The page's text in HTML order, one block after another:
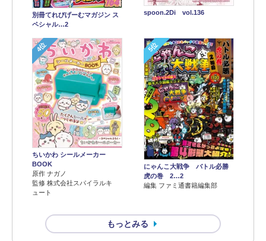
別冊てれびげーむマガジン ス
ペシャル…2
spoon.2Di vol.136
4位
ちいかわ シールメーカー
BOOK
原作 ナガノ
監修 株式会社スパイラルキ
ュート
5位
にゃんこ大戦争 バトル必勝
虎の巻 2…2
編集 ファミ通書籍編集部
もっとみる